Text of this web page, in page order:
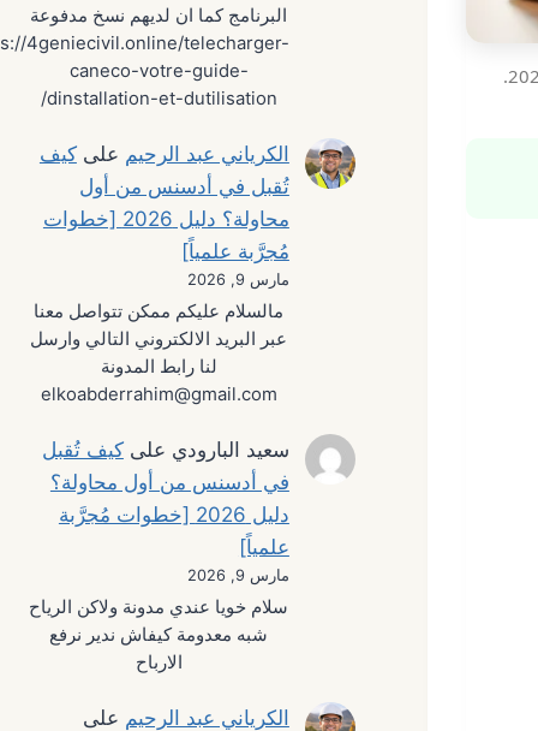
البرنامج كما ان لديهم نسخ مدفوعة
4geniecivil.online/telecharger-
caneco-votre-guide-
dinstallation-et-dutilisation/
الكرياني عبد الرحيم علىكيف
تُقبل في أدسنس من أول
محاولة؟ دليل 2026 [خطوات
مُجرَّبة علمياً]
مارس 9, 2026
مالسلام عليكم ممكن تتواصل معنا
عبر البريد الالكتروني التالي وارسل
لنا رابط المدونة
elkoabderrahim@gmail.com
سعيد البارودي علىكيف تُقبل
في أدسنس من أول محاولة؟
دليل 2026 [خطوات مُجرَّبة
علمياً]
مارس 9, 2026
سلام خويا عندي مدونة ولاكن الرياح
شبه معدومة كيفاش ندير نرفع
الارباح
الكرياني عبد الرحيم على